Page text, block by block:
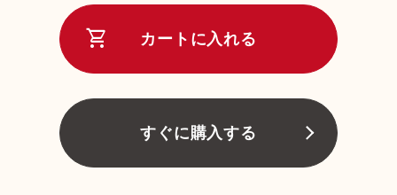
shopping_cart カートに入れる
すぐに購入する